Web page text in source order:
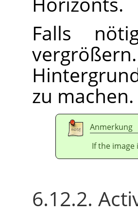
Falls
zu machen.
Anmerkung
If the
6.12.2.